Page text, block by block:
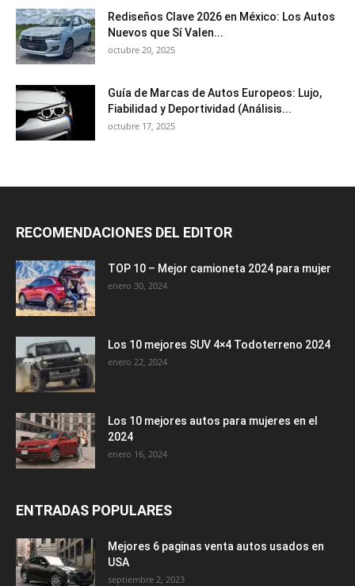
Rediseños Clave 2026 en México: Los Autos
Nuevos que Sí Valen...
octubre 20, 2025
Guía de Marcas de Autos Europeos: Lujo,
Fiabilidad y Deportividad (Análisis...
octubre 17, 2025
RECOMENDACIONES DEL EDITOR
TOP 10 – Mejor camioneta 2024 para mujer
enero 30, 2024
Los 10 mejores SUV 4×4 Todoterreno 2024
enero 22, 2024
Los 10 mejores autos para mujeres en el
2024
enero 16, 2024
ENTRADAS POPULARES
Mejores 6 paginas venta autos usados en
USA
septiembre 2, 2023